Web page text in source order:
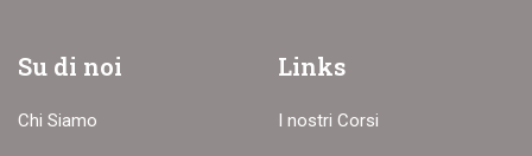
Su di noi
Chi Siamo
Links
I nostri Corsi